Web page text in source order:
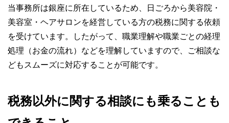
当事務所は銀座に所在しているため、日ごろから美容院・
美容室・ヘアサロンを経営している方の税務に関する依頼
を受けています。したがって、職業理解や職業ごとの経理
処理（お金の流れ）などを理解していますので、ご相談な
どもスムーズに対応することが可能です。
税務以外に関する相談にも乗ることも